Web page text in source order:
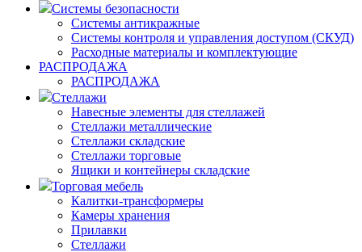
Системы безопасности
Системы антикражные
Системы контроля и управления доступом (СКУД)
Расходные материалы и комплектующие
РАСПРОДАЖА
РАСПРОДАЖА
Стеллажи
Навесные элементы для стеллажей
Стеллажи металлические
Стеллажи складские
Стеллажи торговые
Ящики и контейнеры складские
Торговая мебель
Калитки-трансформеры
Камеры хранения
Прилавки
Стеллажи